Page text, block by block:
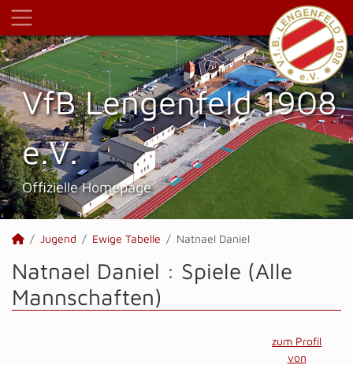
VfB Lengenfeld 1908
e.V.
Offizielle Homepage
Jugend Ewige Tabelle Natnael Daniel
Natnael Daniel : Spiele (Alle
Mannschaften)
zum Profil
von